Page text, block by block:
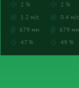
2 %
1.2 м/с
679 мм
47 %
2 %
0.4 м/с
679 мм
49 %